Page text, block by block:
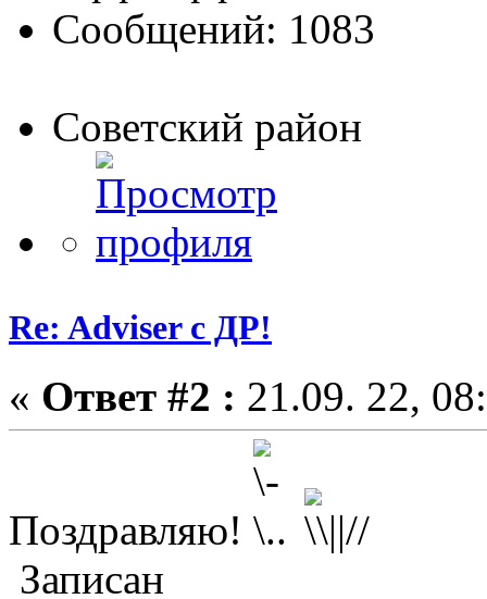
Сообщений: 1083
Советский район
Re: Adviser с ДР!
« Ответ #2 : 21.09. 22,
Поздравляю!
Записан